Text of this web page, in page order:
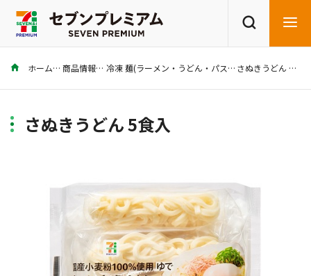
商品を探す
ホーム 商品情報 冷凍 麺(ラーメン・うどん・パスタ) さぬきうどん 5食入
さぬきうどん 5食入